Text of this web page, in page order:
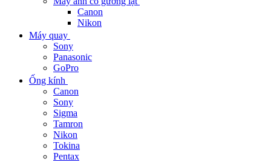
Máy ảnh có gương lật
Canon
Nikon
Máy quay
Sony
Panasonic
GoPro
Ống kính
Canon
Sony
Sigma
Tamron
Nikon
Tokina